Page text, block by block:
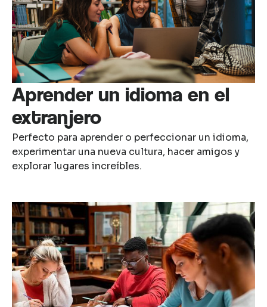
Aprender un idioma en el
extranjero
Perfecto para aprender o perfeccionar un idioma,
experimentar una nueva cultura, hacer amigos y
explorar lugares increíbles.